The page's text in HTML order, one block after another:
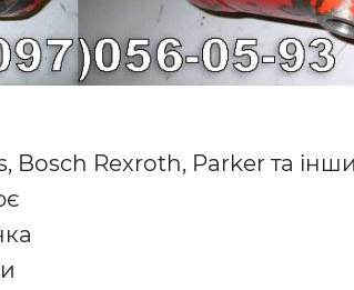
Bosch Rexroth, Parker та